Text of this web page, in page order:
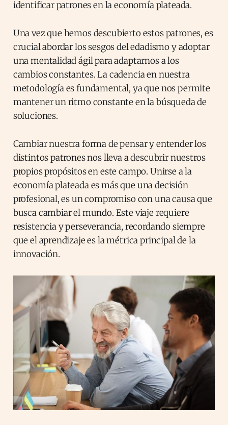
identificar patrones en la economía plateada.
Una vez que hemos descubierto estos patrones, es
crucial abordar los sesgos del edadismo y adoptar
una mentalidad ágil para adaptarnos a los
cambios constantes. La cadencia en nuestra
metodología es fundamental, ya que nos permite
mantener un ritmo constante en la búsqueda de
soluciones.
Cambiar nuestra forma de pensar y entender los
distintos patrones nos lleva a descubrir nuestros
propios propósitos en este campo. Unirse a la
economía plateada es más que una decisión
profesional, es un compromiso con una causa que
busca cambiar el mundo. Este viaje requiere
resistencia y perseverancia, recordando siempre
que el aprendizaje es la métrica principal de la
innovación.